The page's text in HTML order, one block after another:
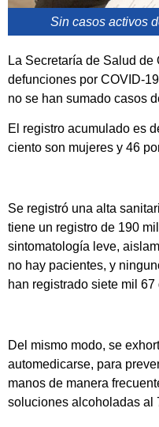
Sin casos activos
La Secretaría de Salud
defunciones por COVID-
no se han sumado casos
El registro acumulado es
ciento son mujeres y 46
Se registró una alta
tiene un registro de 190
sintomatología leve,
no hay pacientes, y
han registrado siete mil 67
Del mismo modo, se
automedicarse, para
manos de manera
soluciones alcoholadas al